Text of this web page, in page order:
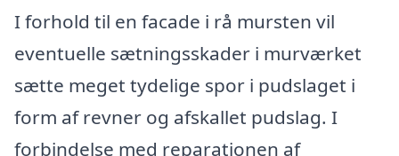
I forhold til en facade i rå mursten vil
eventuelle sætningsskader i murværket
sætte meget tydelige spor i pudslaget i
form af revner og afskallet pudslag. I
forbindelse med reparationen af